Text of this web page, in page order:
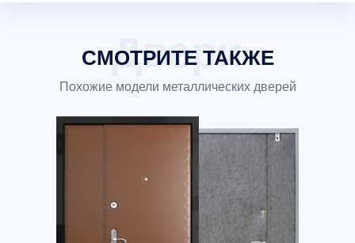
СМОТРИТЕ ТАКЖЕ
Похожие модели металлических дверей